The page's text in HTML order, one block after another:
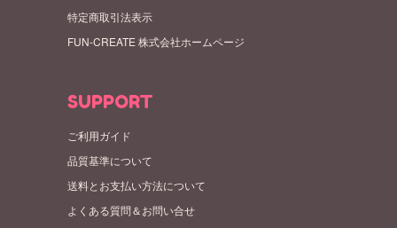
特定商取引法表示
FUN-CREATE 株式会社ホームページ
SUPPORT
ご利用ガイド
品質基準について
送料とお支払い方法について
よくある質問＆お問い合せ